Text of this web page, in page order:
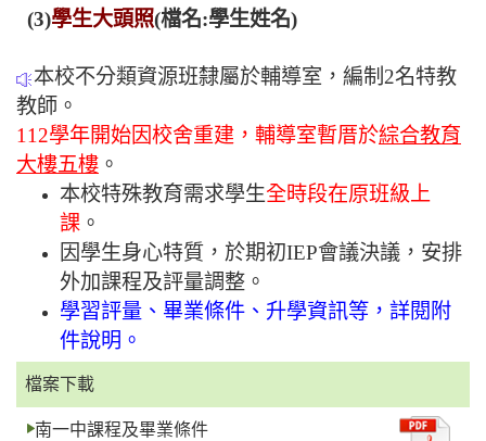
(3)學生大頭照(檔名:學生姓名)
本校不分類資源班隸屬於輔導室，編制2名特教
教師。
112學年開始因校舍重建，輔導室暫厝於綜合教育
大樓五樓 。
本校特殊教育需求學生全時段在原班級上
課 。
因學生身心特質，於期初IEP會議決議，安排
外加課程及評量調整。
學習評量、畢業條件、升學資訊等，詳閱附
件說明 。
檔案下載
南一中課程及畢業條件